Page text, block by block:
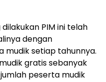
PIM ini telah
dengan
setiap tahunnya.
gratis sebanyak
peserta mudik